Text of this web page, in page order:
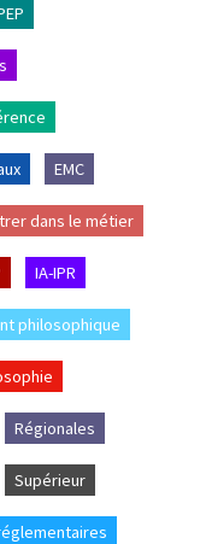
EMC
dans le métier
IA-IPR
philosophique
Régionales
Supérieur